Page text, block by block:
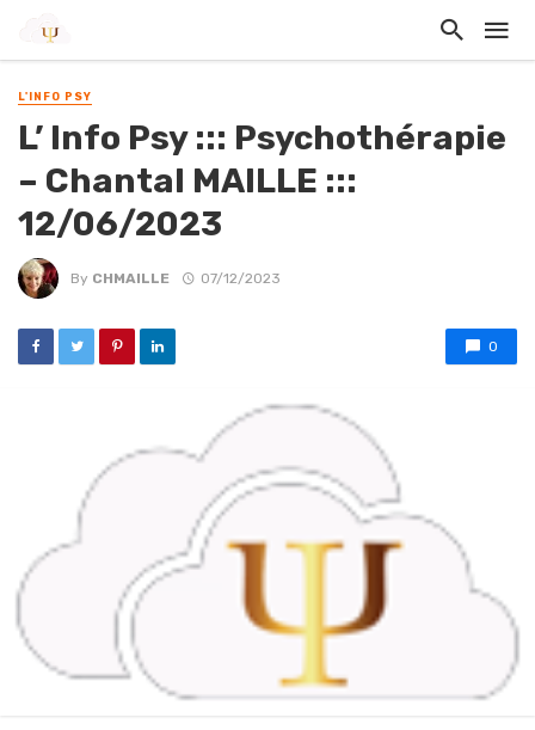
L'INFO PSY
L’ Info Psy ::: Psychothérapie
– Chantal MAILLE :::
12/06/2023
By CHMAILLE 07/12/2023
0